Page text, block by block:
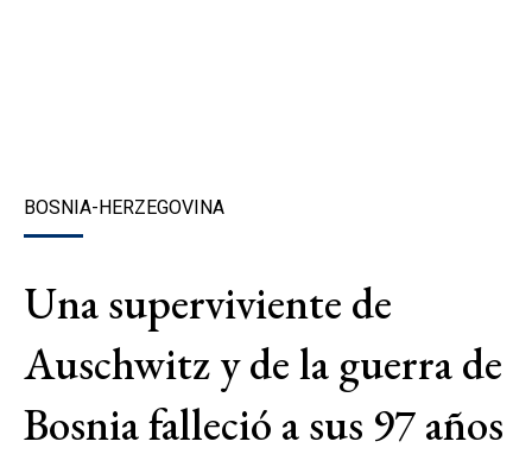
BOSNIA-HERZEGOVINA
Una superviviente de
Auschwitz y de la guerra de
Bosnia falleció a sus 97 años